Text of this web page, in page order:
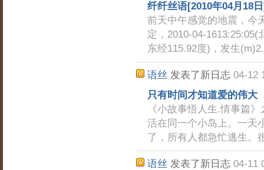
纤纤丝语[2010年04月18
前天中午感觉的地震，今
定，2010-04-
东经115.92度)，发生
语丝 发表了新日志 04-12
只有时间才知道爱的伟大
《小故事悟人生.情事篇
活在同一个小岛上。一天
了，所有人都急忙逃生。
语丝 发表了新日志 04-11